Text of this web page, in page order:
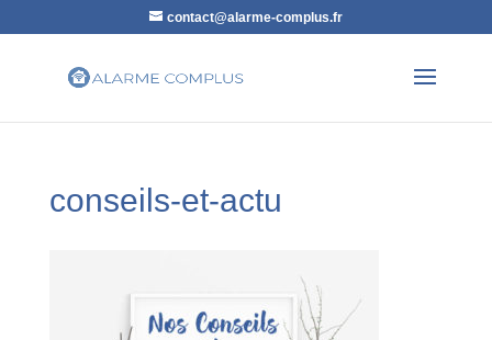
contact@alarme-complus.fr
conseils-et-actu